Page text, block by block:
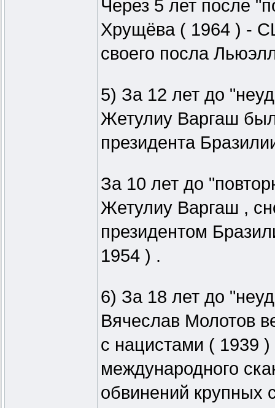
Через 5 лет после
Хрущёва ( 1964 ) -
своего посла
5) За 12 лет до
Жетулиу Варгаш
президента
За 10 лет до
Жетулиу Варгаш ,
президентом
1954 ) .
6) За 18 лет до
Вячеслав Молотов
с нацистами ( 1939
международного
обвинений крупных